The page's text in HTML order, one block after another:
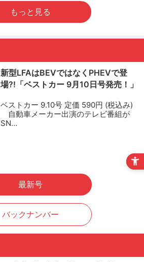
もっと見る
新型LFAはBEVではなくPHEVで登
場?!「ベストカー 9月10日号発売！」
ベストカー 9.10号 定価 590円 (税込み)
自動車メーカー出演のテレビ番組が
SN…
最新号
バックナンバー